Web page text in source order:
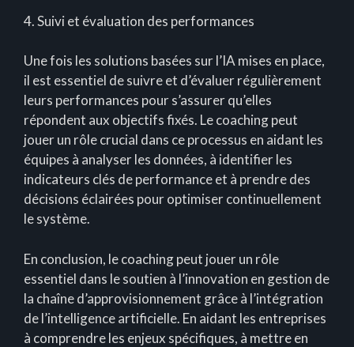
4. Suivi et évaluation des performances
Une fois les solutions basées sur l’IA mises en place,
il est essentiel de suivre et d’évaluer régulièrement
leurs performances pour s’assurer qu’elles
répondent aux objectifs fixés. Le coaching peut
jouer un rôle crucial dans ce processus en aidant les
équipes à analyser les données, à identifier les
indicateurs clés de performance et à prendre des
décisions éclairées pour optimiser continuellement
le système.
En conclusion, le coaching peut jouer un rôle
essentiel dans le soutien à l’innovation en gestion de
la chaîne d’approvisionnement grâce à l’intégration
de l’intelligence artificielle. En aidant les entreprises
à comprendre les enjeux spécifiques, à mettre en